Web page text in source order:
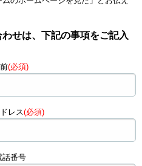
せは、下記の事項をご記入
(必須)
レス(必須)
話番号